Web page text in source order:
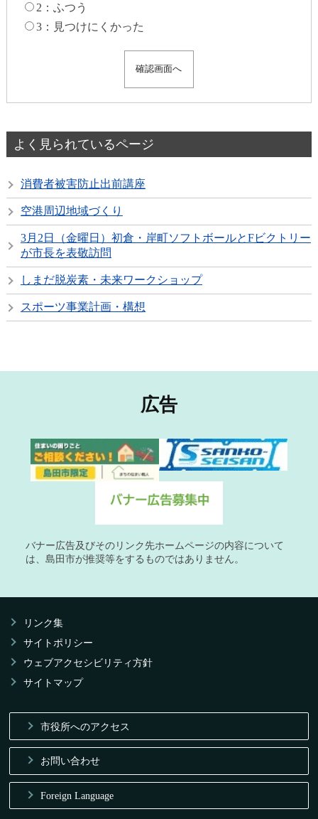
2：ふつう
3：見つけにくかった
よく見られているページ
消費者被害防止出前講座
空港周辺地域づくり
3月2日（金曜日）初倉・岸町ソフトボールとFビクトリー
が市長を表敬訪問
しまだ脱炭素・未来ワークショップ
スポーツ事業計画・構想
広告
バナー広告及びそのリンク先ホームページの内容について
は、島田市が推奨等をするものではありません。
リンク集
サイトポリシー
ウェブアクセシビリティ方針
サイトマップ
市役所へのアクセス
お問い合わせ
Foreign Language